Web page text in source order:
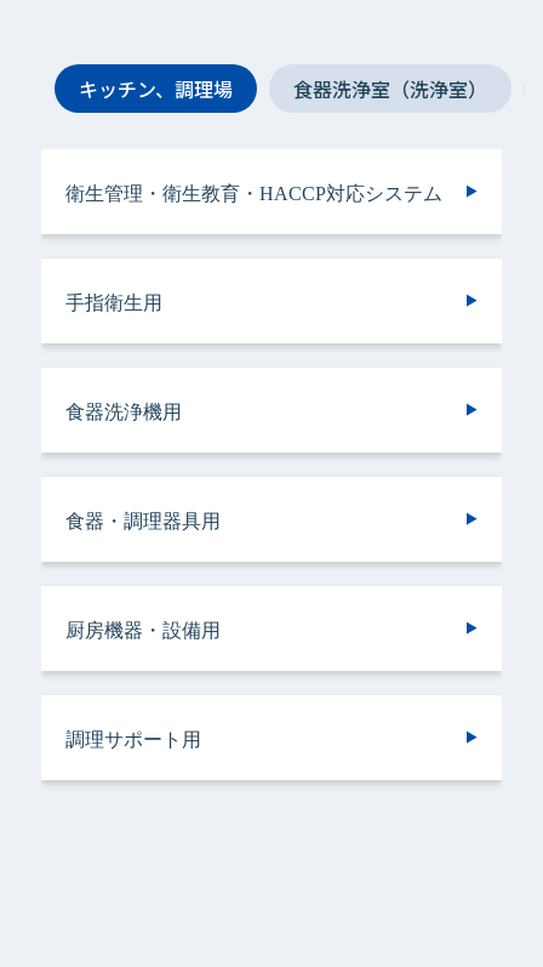
キッチン、調理場 食器洗浄室（洗浄室）
衛生管理・衛生教育・HACCP対応システム
手指衛生用
食器洗浄機用
食器・調理器具用
厨房機器・設備用
調理サポート用
手指衛生用
食器洗浄機用
手指衛生用
トイレ用
衛生管理・衛生教育・HACCP対応システム
手指衛生用
施設用
手指衛生用
施設用
トイレ用
ヘアケア＆ボディケア用
バスルーム用
ヘアケア＆ボディケア用
バスルーム用
衣類用
手指衛生用
食器・調理器具用
厨房機器・設備用
調理サポート用
衣類用
容器洗浄機用
手指衛生用
トイレ用
ング用
ドライクリーニング用
リネンサプライ用
手指衛生用
トイレ用
ング用
ドライクリーニング用
リネンサプライ用